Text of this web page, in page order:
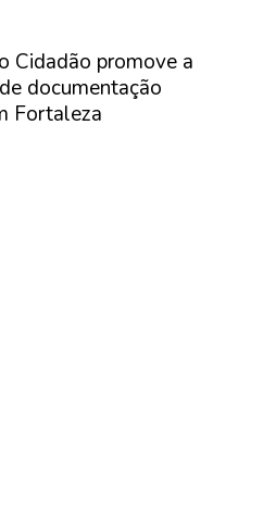
Cidadão promove a
documentação
Fortaleza